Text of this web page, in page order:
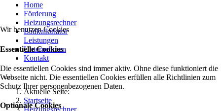
Home
Förderung
Heizungsrechner
Badkalkulator
Leistungen
Unternehmen
Kontakt
Aktuelle Seite:
Startseite
Heizungsrechner
Wir benutzen Cookies
Essentielle Cookies
Die essentiellen Cookies sind immer aktiv. Ohne diese funktioniert die
Webseite nicht. Die essentiellen Cookies erfüllen alle Richtlinien zum
Schutz Ihrer personenbezogenen Daten.
Optionale Cookies